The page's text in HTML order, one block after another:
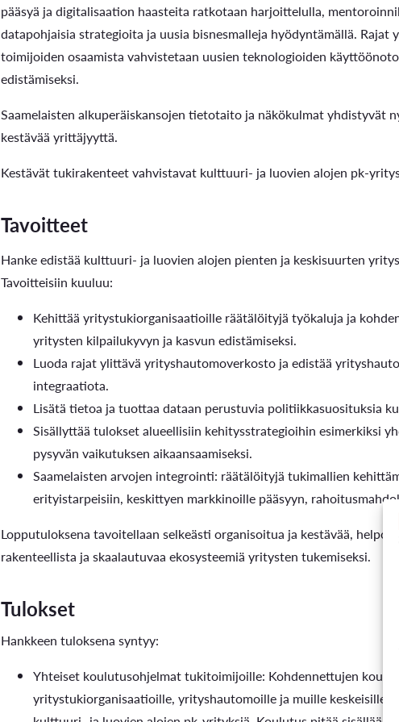
pääsyä ja digitalisaation haasteita ratkotaan harjoittelulla,
datapohjaisia strategioita ja uusia bisnesmalleja hyödyntämällä.
toimijoiden osaamista vahvistetaan uusien teknologioiden
edistämiseksi.
Saamelaisten alkuperäiskansojen tietotaito ja näkökulmat yhdistyvät
kestävää yrittäjyyttä.
Kestävät tukirakenteet vahvistavat kulttuuri- ja luovien alojen pk-
Tavoitteet
Hanke edistää kulttuuri- ja luovien alojen pienten ja keskisuurten
Tavoitteisiin kuuluu:
Kehittää yritystukiorganisaatioille räätälöityjä työkaluja ja
yritysten kilpailukyvyn ja kasvun edistämiseksi.
Luoda rajat ylittävä yrityshautomoverkosto ja edistää
integraatiota.
Lisätä tietoa ja tuottaa dataan perustuvia politiikkasuosituksia
Sisällyttää tulokset alueellisiin kehitysstrategioihin esimerkiksi
pysyvän vaikutuksen aikaansaamiseksi.
Saamelaisten arvojen integrointi: räätälöityjä tukimallien
erityistarpeisiin, keskittyen markkinoille pääsyyn,
Lopputuloksena tavoitellaan selkeästi organisoitua ja kestävää,
rakenteellista ja skaalautuvaa ekosysteemiä yritysten tukemiseksi.
Tulokset
Hankkeen tuloksena syntyy:
Yhteiset koulutusohjelmat tukitoimijoille: Kohdennettujen
yritystukiorganisaatioille, yrityshautomoille ja muille keskeisille